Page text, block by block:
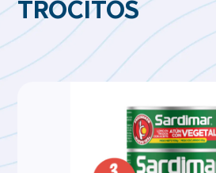
TROCITOS